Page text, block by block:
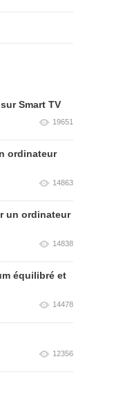
Smart TV
19651
ordinateur
14863
un ordinateur
14838
équilibré et
14478
12356